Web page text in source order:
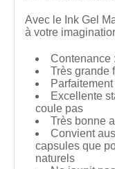
Avec le Ink Gel
à votre
Contenance
Très grande
Excellente
coule pas
Très bonne
Convient
capsules que
naturels